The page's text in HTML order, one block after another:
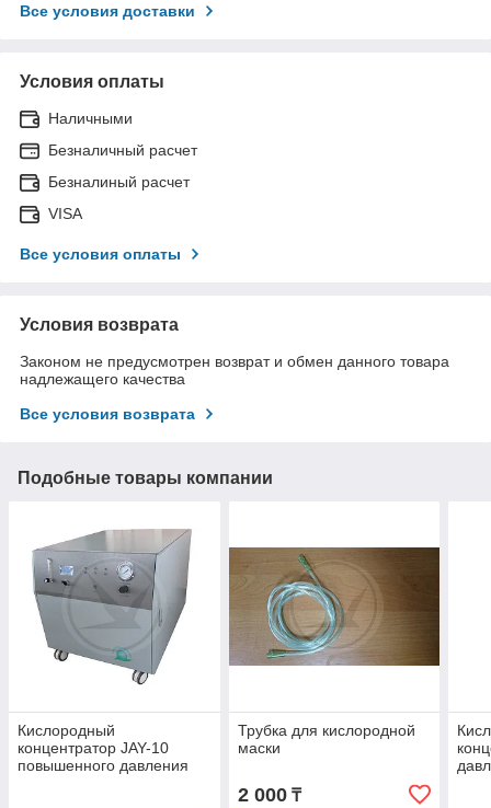
Все условия доставки
Условия оплаты
Наличными
Безналичный расчет
Безналиный расчет
VISA
Все условия оплаты
Условия возврата
Законом не предусмотрен возврат и обмен данного товара
надлежащего качества
Все условия возврата
Подобные товары компании
Кислородный
концентратор JAY-10
повышенного давления
Трубка для кислородной
маски
2 000₸